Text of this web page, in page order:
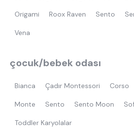
Origami Roox Raven Sento
Vena
çocuk/bebek odası
Bianca Çadır Montessori Corso
Monte Sento Sento Moon
Toddler Karyolalar